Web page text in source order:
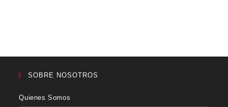
SOBRE NOSOTROS
Quienes Somos